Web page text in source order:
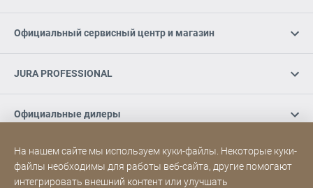
Официальный сервисный центр и магазин
JURA PROFESSIONAL
Официальные дилеры
Социальные медиа
На нашем сайте мы используем куки-файлы. Некоторые куки-
файлы необходимы для работы веб-сайта, другие помогают
интегрировать внешний контент или улучшать